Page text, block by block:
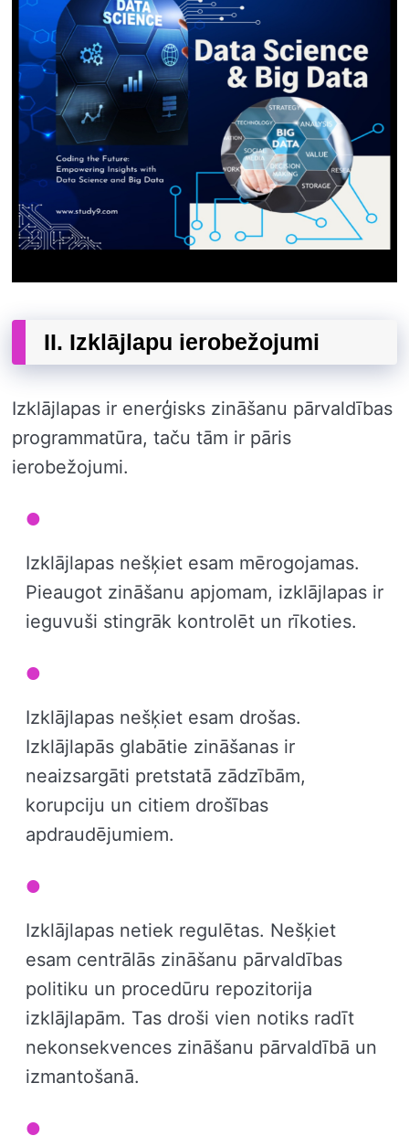
II. Izklājlapu ierobežojumi
Izklājlapas ir enerģisks zināšanu pārvaldības
programmatūra, taču tām ir pāris
ierobežojumi.
Izklājlapas nešķiet esam mērogojamas.
Pieaugot zināšanu apjomam, izklājlapas ir
ieguvuši stingrāk kontrolēt un rīkoties.
Izklājlapas nešķiet esam drošas.
Izklājlapās glabātie zināšanas ir
neaizsargāti pretstatā zādzībām,
korupciju un citiem drošības
apdraudējumiem.
Izklājlapas netiek regulētas. Nešķiet
esam centrālās zināšanu pārvaldības
politiku un procedūru repozitorija
izklājlapām. Tas droši vien notiks radīt
nekonsekvences zināšanu pārvaldībā un
izmantošanā.